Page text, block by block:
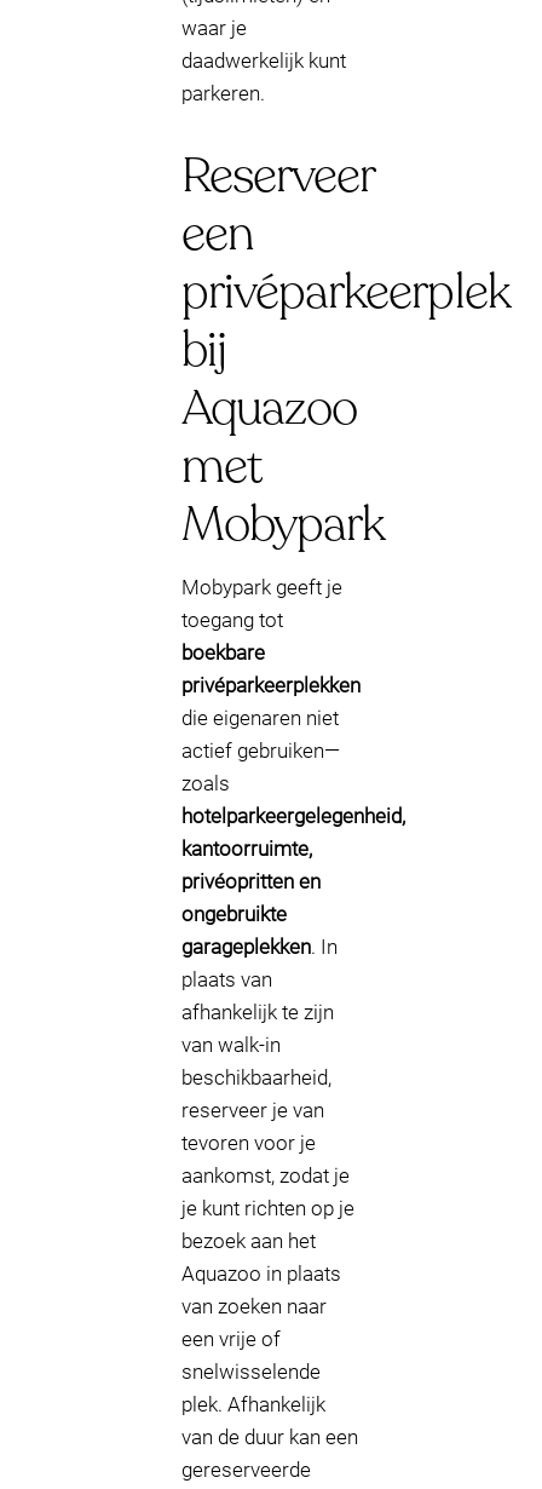
waar je
daadwerkelijk kunt
parkeren.
Reserveer
een
privéparkeerplek
bij
Aquazoo
met
Mobypark
Mobypark geeft je
toegang tot
boekbare
privéparkeerplekken
die eigenaren niet
actief gebruiken—
zoals
hotelparkeergelegenheid,
kantoorruimte,
privéopritten en
ongebruikte
garageplekken. In
plaats van
afhankelijk te zijn
van walk-in
beschikbaarheid,
reserveer je van
tevoren voor je
aankomst, zodat je
je kunt richten op je
bezoek aan het
Aquazoo in plaats
van zoeken naar
een vrije of
snelwisselende
plek. Afhankelijk
van de duur kan een
gereserveerde